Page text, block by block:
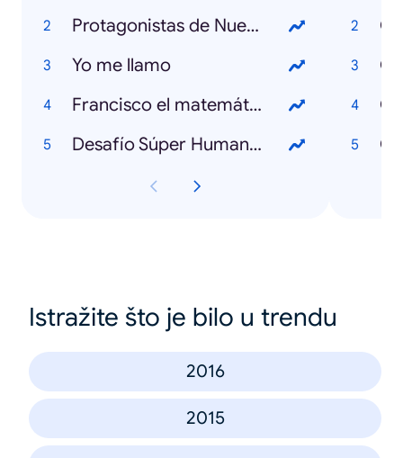
Protagonistas de Nuestra Tele
Yo me llamo
Francisco el matemático
Desafío Súper Humanos
Istražite što je bilo u trendu
2016
2015